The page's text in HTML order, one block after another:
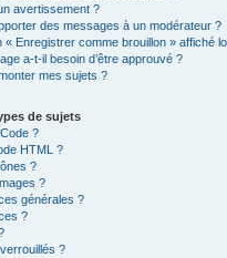
avertissement ?
des messages à un modérateur ?
« Enregistrer comme brouillon » affiché
a-t-il besoin d’être approuvé ?
mes sujets ?
de sujets
?
HTML ?
?
?
générales ?
?
?